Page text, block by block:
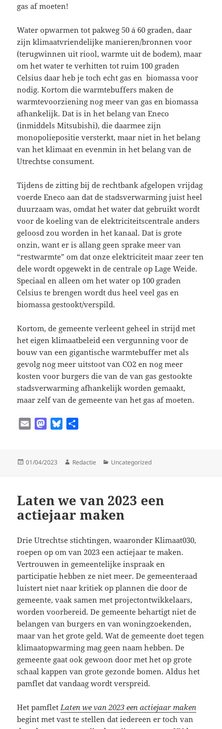
gas af moeten!
Water opwarmen tot pakweg 50 á 60 graden, daar
zijn klimaatvriendelijke manieren/bronnen voor
(terugwinnen uit riool, warmte uit de bodem), maar
om het water te verhitten tot ruim 100 graden
Celsius daar heb je toch echt gas en biomassa voor
nodig. Kortom die warmtebuffers maken de
warmtevoorziening nog meer van gas en biomassa
afhankelijk. Dat is in het belang van Eneco
(inmiddels Mitsubishi), die daarmee zijn
monopoliepositie versterkt, maar niet in het belang
van het klimaat en evenmin in het belang van de
Utrechtse consument.
Tijdens de zitting bij de rechtbank afgelopen vrijdag
voerde Eneco aan dat de stadsverwarming juist heel
duurzaam was, omdat het water dat gebruikt wordt
voor de koeling van de elektriciteitscentrale anders
geloosd zou worden in het kanaal. Dat is grote
onzin, want er is allang geen sprake meer van
“restwarmte” om dat onze elektriciteit maar zeer ten
dele wordt opgewekt in de centrale op Lage Weide.
Speciaal en alleen om het water op 100 graden
Celsius te brengen wordt dus heel veel gas en
biomassa gestookt/verspild.
Kortom, de gemeente verleent geheel in strijd met
het eigen klimaatbeleid een vergunning voor de
bouw van een gigantische warmtebuffer met als
gevolg nog meer uitstoot van CO2 en nog meer
kosten voor burgers die van de van gas gestookte
stadsverwarming afhankelijk worden gemaakt,
maar zelf van de gemeente van het gas af moeten.
i
M
t
n
e
e
Geplaatst
01/04/2023 Auteur
Redactie Categorieën
Uncategorized
Laten we van 2023 een
actiejaar maken
Drie Utrechtse stichtingen, waaronder Klimaat030,
roepen op om van 2023 een actiejaar te maken.
Vertrouwen in gemeentelijke inspraak en
participatie hebben ze niet meer. De gemeenteraad
luistert niet naar kritiek op plannen die door de
gemeente, vaak samen met projectontwikkelaars,
worden voorbereid. De gemeente behartigt niet de
belangen van burgers en van woningzoekenden,
maar van het grote geld. Wat de gemeente doet tegen
klimaatopwarming mag geen naam hebben. De
gemeente gaat ook gewoon door met het op grote
schaal kappen van grote gezonde bomen. Aldus het
pamflet dat vandaag wordt verspreid.
Het pamflet Laten we van 2023 een actiejaar maken
begint met vast te stellen dat iedereen er toch van